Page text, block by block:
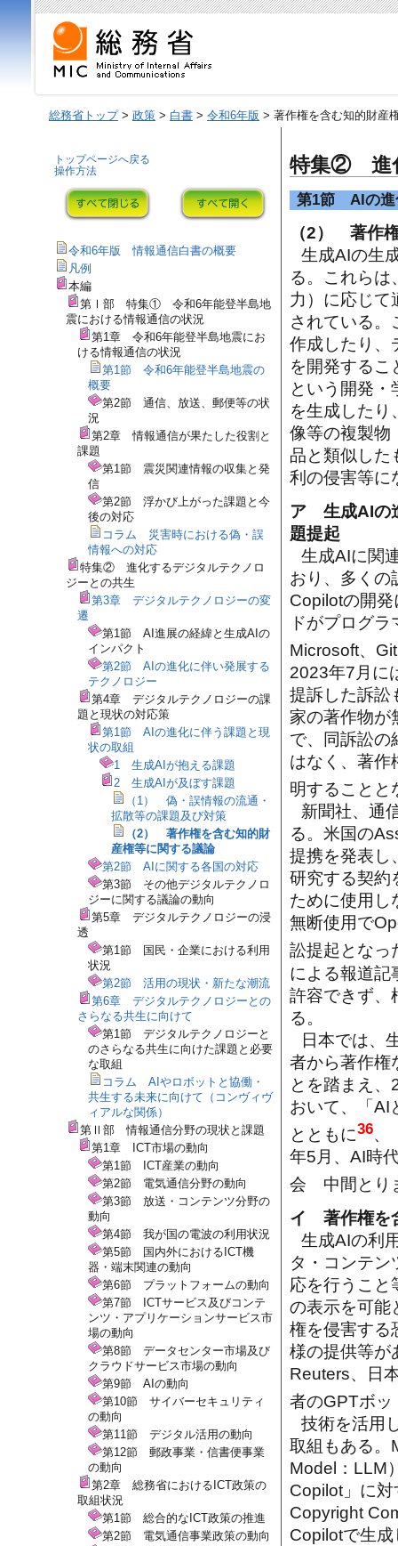
総務省トップ> 政策 > 白書 > 令和6年版 > 著作権を含む知的財産
特集② 進
第1節 AIの進
（2） 著作
生成AIの生
る。これらは
力）に応じて
されている。
作成したり、
を開発するこ
という開発
を生成したり
像等の複製物
品と類似した
利の侵害等に
ア 生成AIの
題提起
生成AIに関
おり、多くの
Copilotの開
ドがプログ
Microsoft、
2023年7月に
提訴した訴訟
家の著作物が
で、同訴訟の
はなく、著作
明することと
新聞社、通
る。米国の
提携を発表し
研究する契約
ために使用し
無断使用で
訟提起となっ
による報道記
許容できず、
る。
日本では、
者から著作権
とを踏まえ
おいて、「AI
とともに36、
年5月、AI時
会 中間とり
イ 著作権を
生成AIの利
タ・コンテン
応を行うこと
の表示を可能
権を侵害する
様の提供等が
Reuters、日
者のGPTボッ
技術を活用
取組もある。
Model：LLM
Copilot」に
Copyright
Copilotで生
トップページへ戻る
操作方法
令和6年版 情報通信白書の概要
凡例
本編
第Ⅰ部 特集① 令和6年能登半島地
震における情報通信の状況
第1章 令和6年能登半島地震にお
ける情報通信の状況
第1節 令和6年能登半島地震の
概要
第2節 通信、放送、郵便等の状
況
第2章 情報通信が果たした役割と
課題
第1節 震災関連情報の収集と発
信
第2節 浮かび上がった課題と今
後の対応
コラム 災害時における偽・誤
情報への対応
特集② 進化するデジタルテクノロ
ジーとの共生
第3章 デジタルテクノロジーの変
遷
第1節 AI進展の経緯と生成AIの
インパクト
第2節 AIの進化に伴い発展する
テクノロジー
第4章 デジタルテクノロジーの課
題と現状の対応策
第1節 AIの進化に伴う課題と現
状の取組
1 生成AIが抱える課題
2 生成AIが及ぼす課題
（1） 偽・誤情報の流通・
拡散等の課題及び対策
（2） 著作権を含む知的財
産権等に関する議論
第2節 AIに関する各国の対応
第3節 その他デジタルテクノロ
ジーに関する議論の動向
第5章 デジタルテクノロジーの浸
透
第1節 国民・企業における利用
状況
第2節 活用の現状・新たな潮流
第6章 デジタルテクノロジーとの
さらなる共生に向けて
第1節 デジタルテクノロジーと
のさらなる共生に向けた課題と必要
な取組
コラム AIやロボットと協働・
共生する未来に向けて（コンヴィヴ
ィアルな関係）
第Ⅱ部 情報通信分野の現状と課題
第1章 ICT市場の動向
第1節 ICT産業の動向
第2節 電気通信分野の動向
第3節 放送・コンテンツ分野の
動向
第4節 我が国の電波の利用状況
第5節 国内外におけるICT機
器・端末関連の動向
第6節 プラットフォームの動向
第7節 ICTサービス及びコンテ
ンツ・アプリケーションサービス市
場の動向
第8節 データセンター市場及び
クラウドサービス市場の動向
第9節 AIの動向
第10節 サイバーセキュリティ
の動向
第11節 デジタル活用の動向
第12節 郵政事業・信書便事業
の動向
第2章 総務省におけるICT政策の
取組状況
第1節 総合的なICT政策の推進
第2節 電気通信事業政策の動向